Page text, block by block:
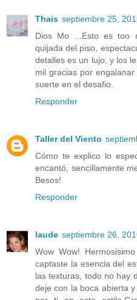
Thais septiembre 25,
Dios Mo ...Esto es too
quijada del piso,
detalles es un lujo, y los
mil gracias por
suerte en el desafio.
Responder
Taller del Viento
Cómo te explico lo
encantó, sencillamente
Besos!
Responder
laude septiembre 26,
Wow Wow!
captaste la esencia del
las texturas, todo no hay
deje con la boca abierta